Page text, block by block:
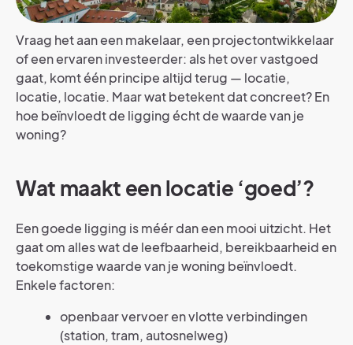
Vraag het aan een makelaar, een projectontwikkelaar
of een ervaren investeerder: als het over vastgoed
gaat, komt één principe altijd terug — locatie,
locatie, locatie. Maar wat betekent dat concreet? En
hoe beïnvloedt de ligging écht de waarde van je
woning?
Wat maakt een locatie ‘goed’?
Een goede ligging is méér dan een mooi uitzicht. Het
gaat om alles wat de leefbaarheid, bereikbaarheid en
toekomstige waarde van je woning beïnvloedt.
Enkele factoren:
openbaar vervoer en vlotte verbindingen
(station, tram, autosnelweg)